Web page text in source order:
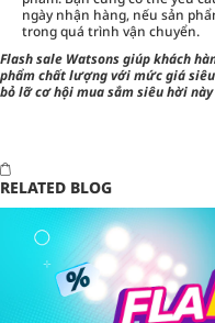
ngày nhận hàng, nếu sản
trong quá trình vận chuyển.
Flash sale Watsons giúp khách
phẩm chất lượng với mức giá
bỏ lỡ cơ hội mua sắm siêu hời này
RELATED BLOG